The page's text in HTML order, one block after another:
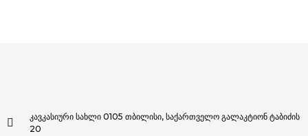
კავკასიური სახლი 0105 თბილისი, საქართველო გალაკტიონ ტაბიძის
20